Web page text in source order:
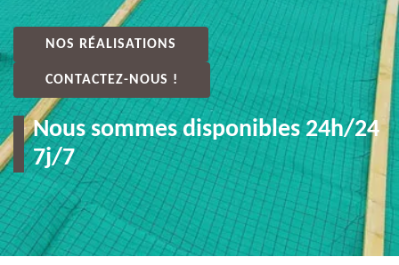
NOS RÉALISATIONS
CONTACTEZ-NOUS !
Nous sommes disponibles 24h/24
7j/7